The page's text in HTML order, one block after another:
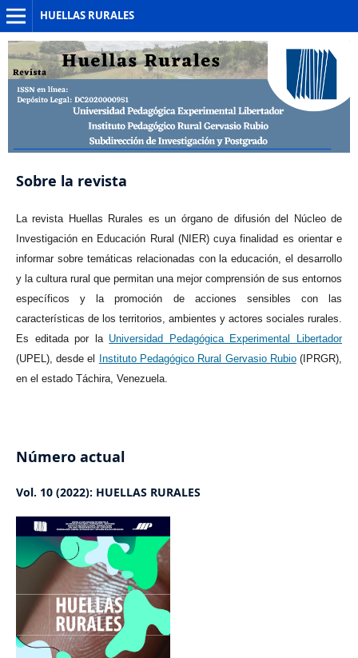
HUELLAS RURALES
Sobre la revista
La revista Huellas Rurales es un órgano de difusión del Núcleo de
Investigación en Educación Rural (NIER) cuya finalidad es orientar e
informar sobre temáticas relacionadas con la educación, el desarrollo
y la cultura rural que permitan una mejor comprensión de sus entornos
específicos y la promoción de acciones sensibles con las
características de los territorios, ambientes y actores sociales rurales.
Es editada por la Universidad Pedagógica Experimental Libertador
(UPEL), desde el
Instituto Pedagógico Rural Gervasio Rubio(IPRGR),
en el estado Táchira, Venezuela.
Número actual
Vol. 10 (2022): HUELLAS RURALES